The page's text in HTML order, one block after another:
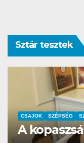
Sztár tesztek
CSAJOK SZÉPSÉG
A